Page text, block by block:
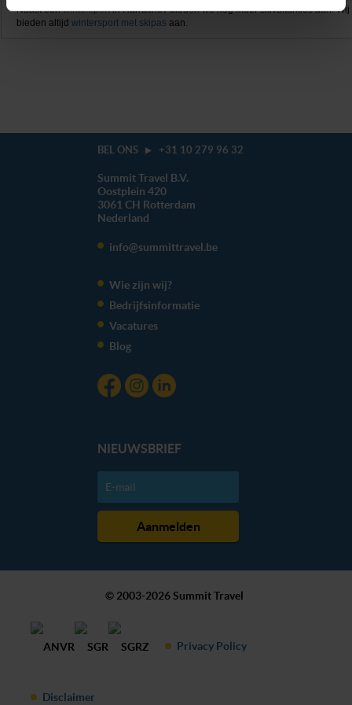
dan hieronder jouw voorkeuren aan. Goed om te weten:
We werken samen met20 derdendie uw gegevens
kunnen ontvangen en verwerken.
Naast eenwintersportin Harrachov bieden we nog meer skivakanties aan. Wij
bieden altijd wintersport met skipas aan.
BEL ONS +31 10 279 96 32
Summit Travel B.V.
Oostplein 420
3061 CH Rotterdam
Nederland
info@summittravel.be
Wie zijn wij?
Bedrijfsinformatie
Vacatures
Blog
NIEUWSBRIEF
© 2003-2026 Summit Travel
Privacy Policy
Disclaimer